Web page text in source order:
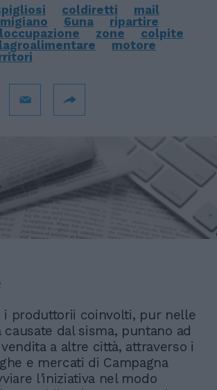
coldiretti
mail
6una
ripartire
loccupazione zone
colpite
lagroalimentare
motore
i produttorii coinvolti, pur nelle
dal sisma, puntano ad
a altre città, attraverso i
e mercati di Campagna
l'iniziativa nel modo